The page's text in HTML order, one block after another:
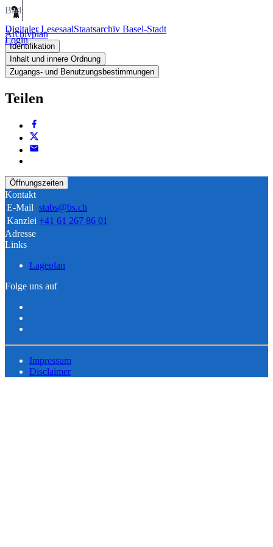
Digitaler LesesaalStaatsarchiv Basel-Stadt
Login
Bild
Archivplan
Identifikation
Inhalt und innere Ordnung
Zugangs- und Benutzungsbestimmungen
Teilen
Öffnungszeiten
Kontakt
E-Mail stabs@bs.ch
Kanzlei +41 61 267 86 01
Adresse
Links
Lageplan
Folge uns auf
Impressum
Disclaimer